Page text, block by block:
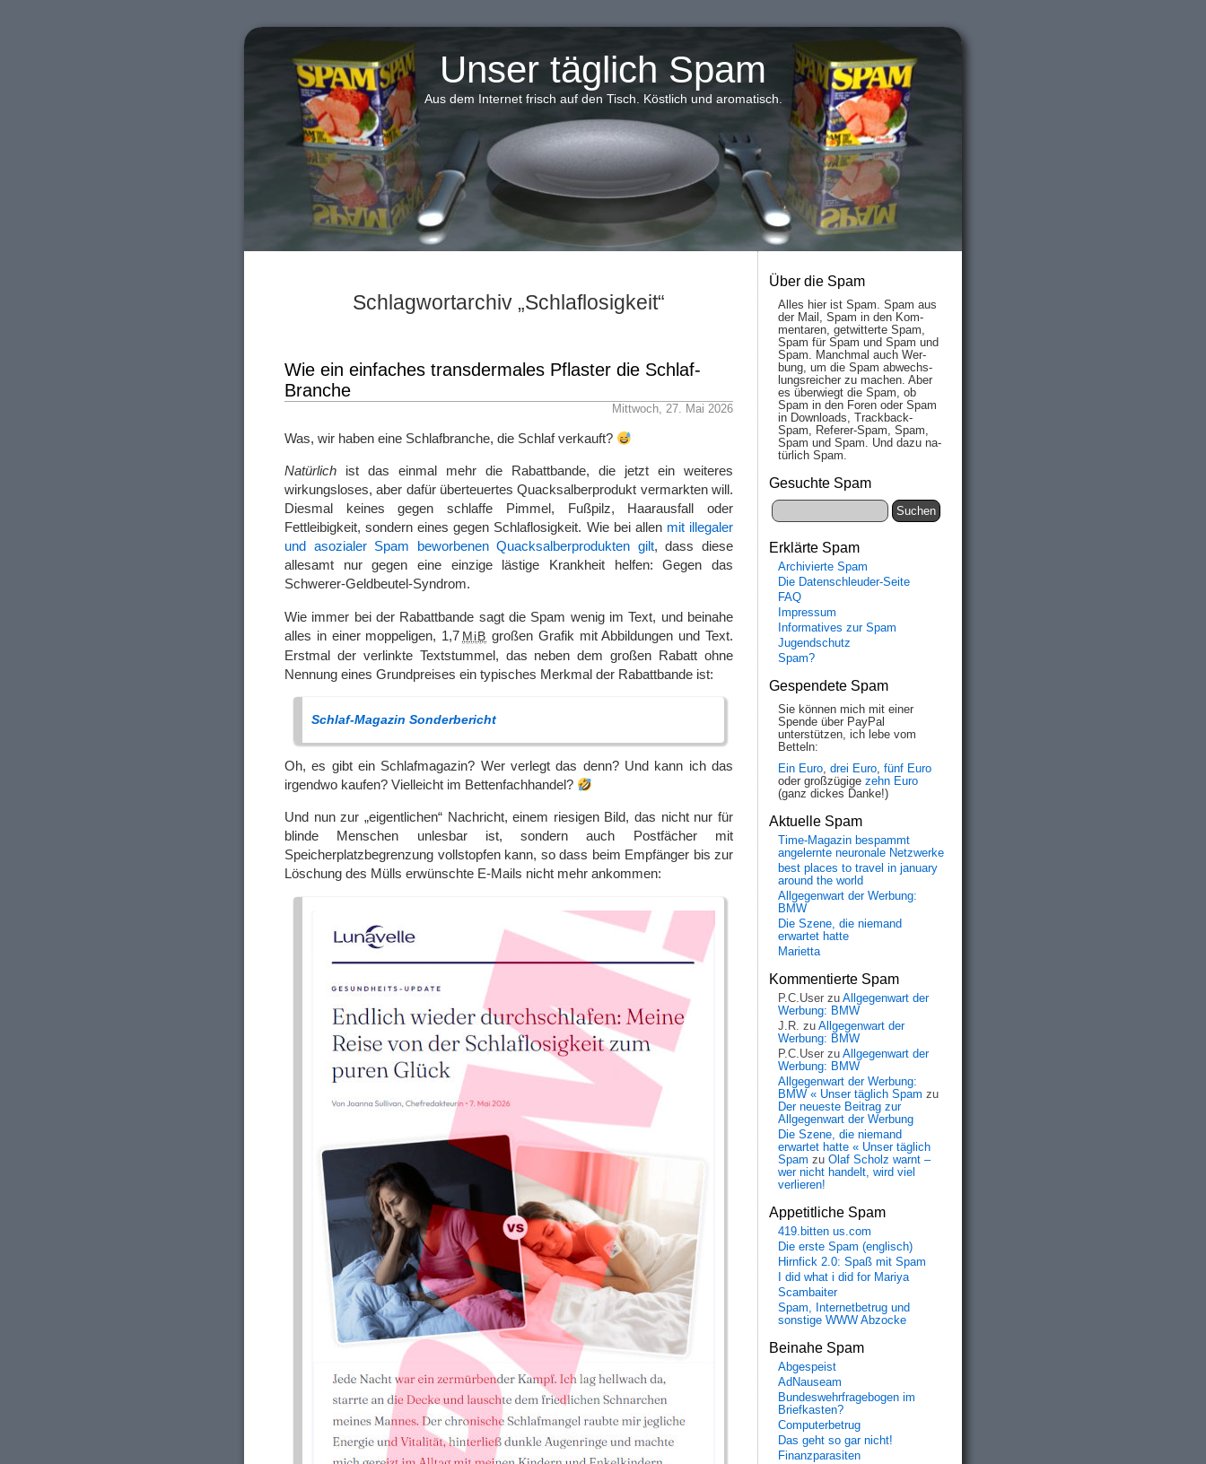
Unser täglich Spam
Aus dem Internet frisch auf den Tisch. Köstlich und aromatisch.
Schlagwortarchiv „Schlaflosigkeit“
Wie ein einfaches transdermales Pflaster die Schlaf-
Branche
Mittwoch, 27. Mai 2026
Was, wir haben eine Schlafbranche, die Schlaf verkauft?
Natürlich ist das einmal mehr die Rabattbande, die jetzt ein weiteres
wirkungsloses, aber dafür überteuertes Quacksalberprodukt vermarkten will.
Diesmal keines gegen schlaffe Pimmel, Fußpilz, Haarausfall oder
Fettleibigkeit, sondern eines gegen Schlaflosigkeit. Wie bei allen mit illegaler
und asozialer Spam beworbenen Quacksalberprodukten gilt, dass diese
allesamt nur gegen eine einzige lästige Krankheit helfen: Gegen das
Schwerer-Geldbeutel-Syndrom.
Wie immer bei der Rabattbande sagt die Spam wenig im Text, und beinahe
alles in einer moppeligen, 1,7 MiB großen Grafik mit Abbildungen und Text.
Erstmal der verlinkte Textstummel, das neben dem großen Rabatt ohne
Nennung eines Grundpreises ein typisches Merkmal der Rabattbande ist:
Schlaf-Magazin Sonderbericht
Oh, es gibt ein Schlafmagazin? Wer verlegt das denn? Und kann ich das
irgendwo kaufen? Vielleicht im Bettenfachhandel?
Und nun zur „eigentlichen“ Nachricht, einem riesigen Bild, das nicht nur für
blinde Menschen unlesbar ist, sondern auch Postfächer mit
Speicherplatzbegrenzung vollstopfen kann, so dass beim Empfänger bis zur
Löschung des Mülls erwünschte E-Mails nicht mehr ankommen:
Über die Spam
Alles hier ist Spam. Spam aus
der Mail, Spam in den Kom­
men­taren, ge­twit­ter­te Spam,
Spam für Spam und Spam und
Spam. Manch­mal auch Wer­
bung, um die Spam ab­wechs­
lungs­reich­er zu mach­en. Aber
es über­wiegt die Spam, ob
Spam in den Fo­ren oder Spam
in Down­loads, Track­back-
Spam, Re­fe­rer-Spam, Spam,
Spam und Spam. Und da­zu na­
tür­lich Spam.
Gesuchte Spam
Erklärte Spam
Archivierte Spam
Die Datenschleuder-Seite
FAQ
Impressum
Informatives zur Spam
Jugendschutz
Spam?
Gespendete Spam
Sie können mich mit einer
Spende über PayPal
unterstützen, ich lebe vom
Betteln:
Ein Euro, drei Euro, fünf Euro
oder großzügige zehn Euro
(ganz dickes Danke!)
Aktuelle Spam
Time-Magazin bespammt
angelernte neuronale Netzwerke
best places to travel in january
around the world
Allgegenwart der Werbung:
BMW
Die Szene, die niemand
erwartet hatte
Marietta
Kommentierte Spam
P.C.User zu Allgegenwart der
Werbung: BMW
J.R. zu Allgegenwart der
Werbung: BMW
P.C.User zu Allgegenwart der
Werbung: BMW
Allgegenwart der Werbung:
BMW « Unser täglich Spam zu
Der neueste Beitrag zur
Allgegenwart der Werbung
Die Szene, die niemand
erwartet hatte « Unser täglich
Spam zu Olaf Scholz warnt –
wer nicht handelt, wird viel
verlieren!
Appetitliche Spam
419.bitten us.com
Die erste Spam (englisch)
Hirnfick 2.0: Spaß mit Spam
I did what i did for Mariya
Scambaiter
Spam, Internetbetrug und
sonstige WWW Abzocke
Beinahe Spam
Abgespeist
AdNauseam
Bundeswehrfragebogen im
Briefkasten?
Computerbetrug
Das geht so gar nicht!
Finanzparasiten